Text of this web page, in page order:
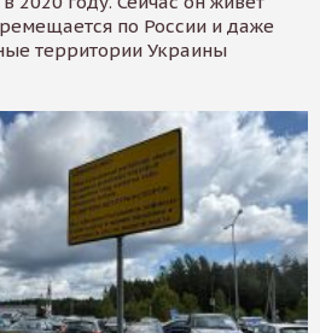
по России и даже
территории Украины